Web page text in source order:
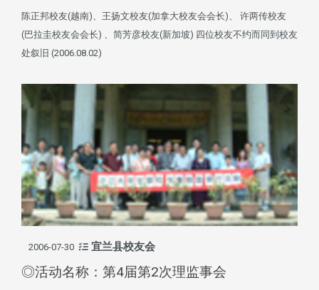
陈正邦校友(越南)、王扬文校友(加拿大校友会会长)、 许两传校友
(巴拉圭校友会会长) 、简芳彦校友(新加坡) 四位校友不约而同到校友
处叙旧 (2006.08.02)
2006-07-30 宜兰县校友会
◎活动名称：第4届第2次理监事会